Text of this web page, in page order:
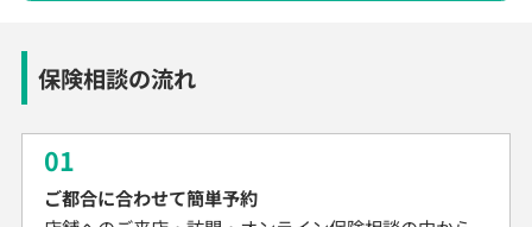
保険相談の流れ
01
ご都合に合わせて簡単予約